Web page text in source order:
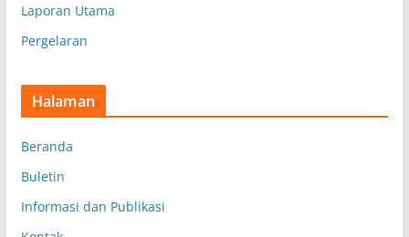
Laporan Utama
Pergelaran
Halaman
Beranda
Buletin
Informasi dan Publikasi